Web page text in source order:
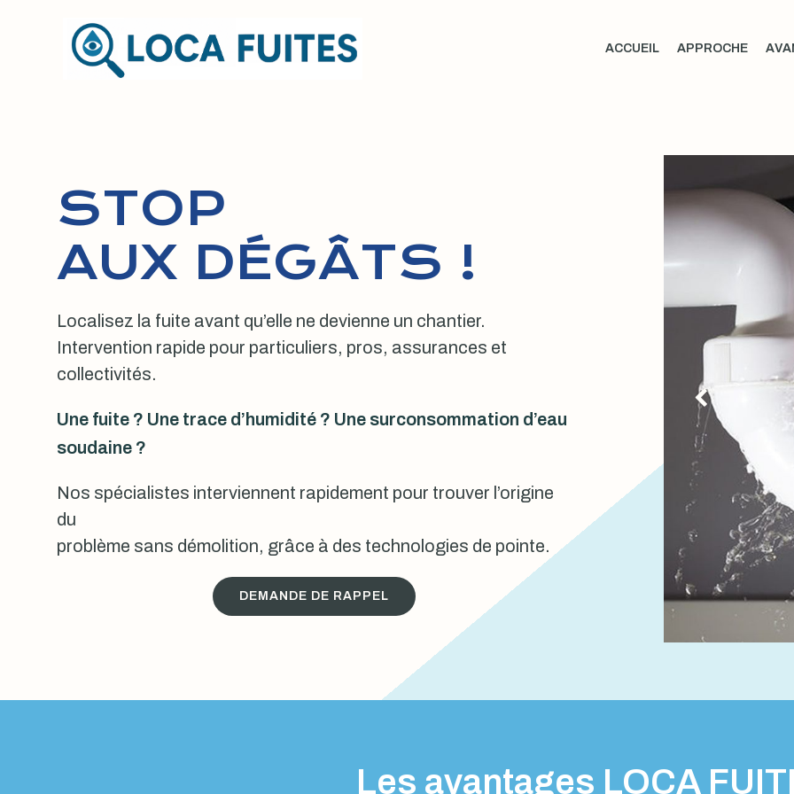
ACCUEIL APPROCHE
STOP
AUX DÉGÂTS !
Localisez la fuite avant qu’elle ne devienne un chantier.
Intervention rapide pour particuliers, pros, assurances et
collectivités.
Une fuite ? Une trace d’humidité ? Une surconsommation d’eau
soudaine ?
Nos spécialistes interviennent rapidement pour trouver l’origine
du
problème sans démolition, grâce à des technologies de pointe.
DEMANDE DE RAPPEL
Les avantages LOCA